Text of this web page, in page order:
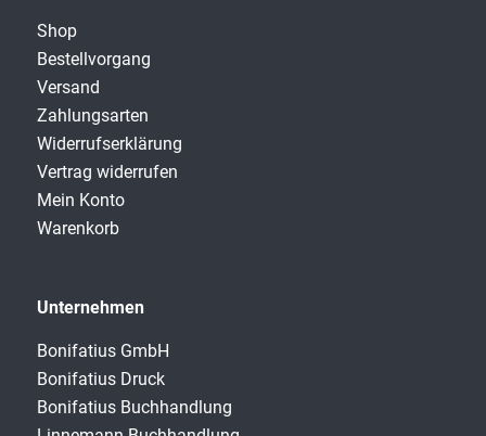
Shop
Bestellvorgang
Versand
Zahlungsarten
Widerrufserklärung
Vertrag widerrufen
Mein Konto
Warenkorb
Unternehmen
Bonifatius GmbH
Bonifatius Druck
Bonifatius Buchhandlung